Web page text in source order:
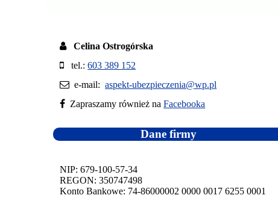
Celina Ostrogórska
tel.:603 389 152
e-mail:aspekt-ubezpieczenia@wp.pl
Zapraszamy również naFacebooka
Dane firmy
NIP: 679-100-57-34
REGON: 350747498
Konto Bankowe: 74-86000002 0000 0017 6255 0001